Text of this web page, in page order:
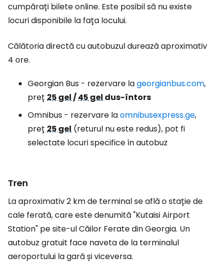
cumpărați bilete online. Este posibil să nu existe
locuri disponibile la fața locului.
Călătoria directă cu autobuzul durează aproximativ
4 ore.
Georgian Bus - rezervare lageorgianbus.com,
preț 25 gel/45 geldus-întors
Omnibus - rezervare laomnibusexpress.ge,
preț 25 gel (returul nu este redus), pot fi
selectate locuri specifice în autobuz
Tren
La aproximativ 2 km de terminal se află o stație de
cale ferată, care este denumită "Kutaisi Airport
Station" pe site-ul Căilor Ferate din Georgia. Un
autobuz gratuit face naveta de la terminalul
aeroportului la gară și viceversa.